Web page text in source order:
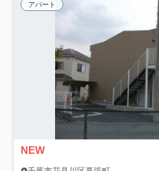
アパート
NEW